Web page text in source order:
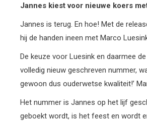
Jannes kiest voor nieuwe koers
Jannes is terug. En hoe! Met de
hij de handen ineen met Marco
De keuze voor Luesink en daarmee
volledig nieuw geschreven nummer,
gewoon dus ouderwetse kwaliteit!’
Het nummer is Jannes op het lijf
geboekt wordt, is het feest en wordt